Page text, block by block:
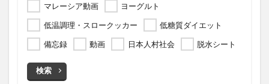
マレーシア動画
ヨーグルト
低温調理・スロークッカー
低糖質ダイエット
備忘録
動画 日本人村社会 脱水シート
検索